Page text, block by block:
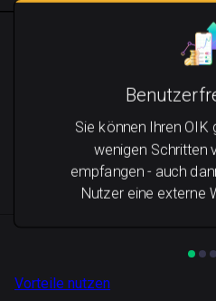
Sie können Ihren OIK
wenigen Schritten
empfangen - auch
Nutzer eine externe
Vorteile nutzen